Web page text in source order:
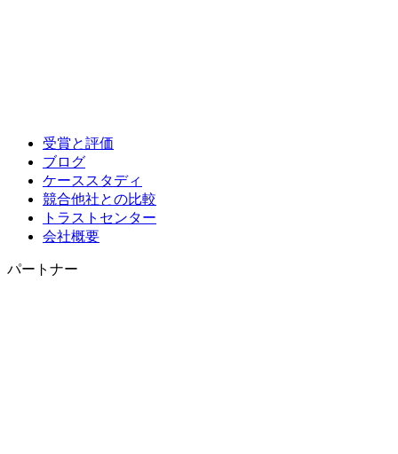
受賞と評価
ブログ
ケーススタディ
競合他社との比較
トラストセンター
会社概要
パートナー